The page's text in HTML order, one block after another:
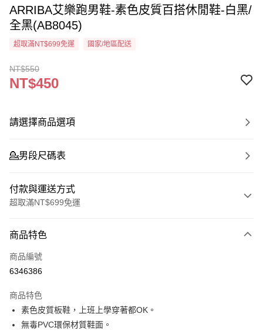
ARRIBA艾樂跑男鞋-素色皮質百搭休閒鞋-白黑/
全黑(AB8045)
超取滿NT$699免運 國家/地區配送
NT$550
NT$450
請選擇商品選項
💁‍男段尺碼表
付款與運送方式
超取滿NT$699免運
信用卡一次付款
超商取貨付款
Apple Pay
街口支付
商品特色
商品編號
6346386
商品特色
素色皮質板鞋，上班上學穿著都OK。
無毒PVC環保材質鞋面。